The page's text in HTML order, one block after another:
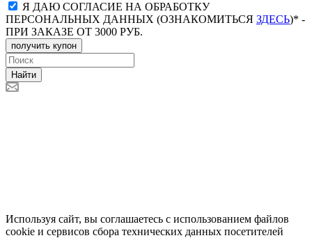
Я ДАЮ СОГЛАСИЕ НА ОБРАБОТКУ
ПЕРСОНАЛЬНЫХ ДАННЫХ (ОЗНАКОМИТЬСЯ ЗДЕСЬ)* -
ПРИ ЗАКАЗЕ ОТ 3000 РУБ.
получить купон
Найти
Используя сайт, вы соглашаетесь с использованием файлов
cookie и сервисов сбора технических данных посетителей